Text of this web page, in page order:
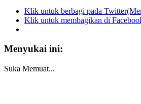
Klik untuk berbagi pada
Klik untuk membagikan di
Menyukai ini:
Suka Memuat...